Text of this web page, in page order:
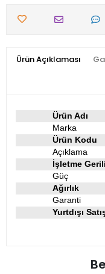
Ürün Açıklaması
Ürün Adı
Marka
Ürün Kodu
Açıklama
İşletme
Güç
Ağırlık
Garanti
Yurtdışı